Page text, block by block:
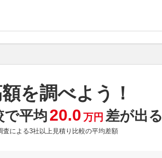
を調べよう！
で平均20.0 万円 差が出る
による3社以上見積り比較の平均差額